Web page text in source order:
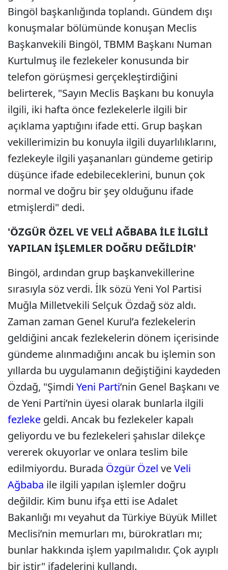
Bingöl başkanlığında toplandı. Gündem dışı
konuşmalar bölümünde konuşan Meclis
Başkanvekili Bingöl, TBMM Başkanı Numan
Kurtulmuş ile fezlekeler konusunda bir
telefon görüşmesi gerçekleştirdiğini
belirterek, "Sayın Meclis Başkanı bu konuyla
ilgili, iki hafta önce fezlekelerle ilgili bir
açıklama yaptığını ifade etti. Grup başkan
vekillerimizin bu konuyla ilgili duyarlılıklarını,
fezlekeyle ilgili yaşananları gündeme getirip
düşünce ifade edebileceklerini, bunun çok
normal ve doğru bir şey olduğunu ifade
etmişlerdi" dedi.
'ÖZGÜR ÖZEL VE VELİ AĞBABA İLE İLGİLİ
YAPILAN İŞLEMLER DOĞRU DEĞİLDİR'
Bingöl, ardından grup başkanvekillerine
sırasıyla söz verdi. İlk sözü Yeni Yol Partisi
Muğla Milletvekili Selçuk Özdağ söz aldı.
Zaman zaman Genel Kurul’a fezlekelerin
geldiğini ancak fezlekelerin dönem içerisinde
gündeme alınmadığını ancak bu işlemin son
yıllarda bu uygulamanın değiştiğini kaydeden
Özdağ, "Şimdi Yeni Parti’nin Genel Başkanı ve
de Yeni Parti’nin üyesi olarak bunlarla ilgili
fezleke geldi. Ancak bu fezlekeler kapalı
geliyordu ve bu fezlekeleri şahıslar dilekçe
vererek okuyorlar ve onlara teslim bile
edilmiyordu. Burada Özgür Özel veVeli
Ağbaba ile ilgili yapılan işlemler doğru
değildir. Kim bunu ifşa etti ise Adalet
Bakanlığı mı veyahut da Türkiye Büyük Millet
Meclisi’nin memurları mı, bürokratları mı;
bunlar hakkında işlem yapılmalıdır. Çok ayıplı
bir iştir" ifadelerini kullandı.